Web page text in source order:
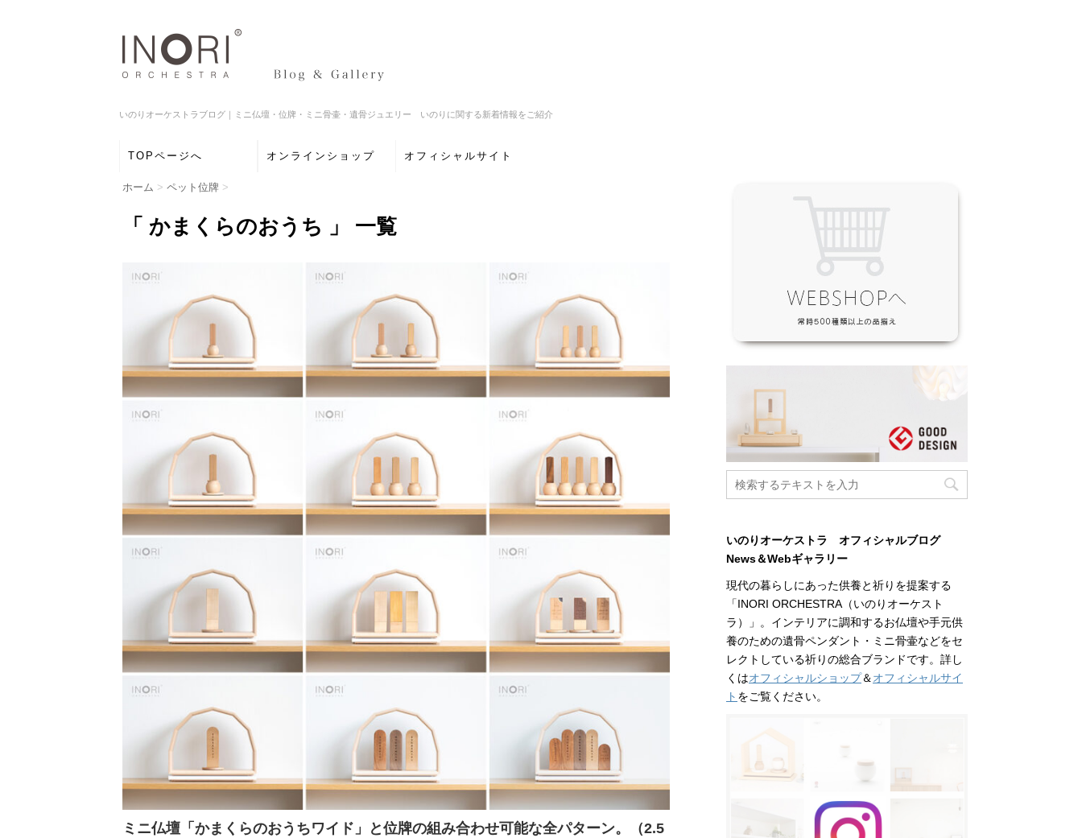
いのりオーケストラブログ｜ミニ仏壇・位牌・ミニ骨壷・遺骨ジュエリー いのりに関する新着情報をご紹介
TOPページへ オンラインショップ オフィシャルサイト
ホーム > ペット位牌 >
「 かまくらのおうち 」 一覧
ミニ仏壇「かまくらのおうちワイド」と位牌の組み合わせ可能な全パターン。（2.5
いのりオーケストラ オフィシャルブログ
News＆Webギャラリー
現代の暮らしにあった供養と祈りを提案する
「INORI ORCHESTRA（いのりオーケスト
ラ）」。インテリアに調和するお仏壇や手元供
養のための遺骨ペンダント・ミニ骨壷などをセ
レクトしている祈りの総合ブランドです。詳し
くはオフィシャルショップ＆ オフィシャルサイ
ト をご覧ください。